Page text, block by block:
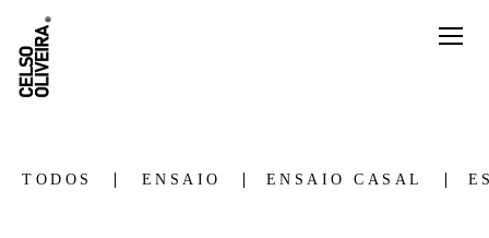
TODOS ENSAIO ENSAIO CASAL